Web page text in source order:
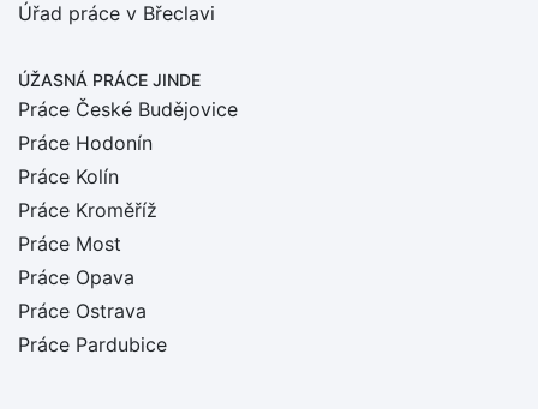
Úřad práce v Břeclavi
ÚŽASNÁ PRÁCE JINDE
Práce České Budějovice
Práce Hodonín
Práce Kolín
Práce Kroměříž
Práce Most
Práce Opava
Práce Ostrava
Práce Pardubice